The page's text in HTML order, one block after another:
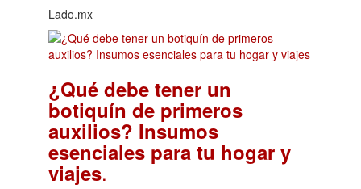
Lado.mx
¿Qué debe tener un
botiquín de primeros
auxilios? Insumos
esenciales para tu hogar y
viajes.